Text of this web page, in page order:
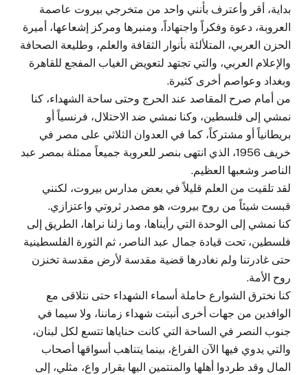
بداية، أقر وأعترف بأنني واحد من متخرجي بيروت عاصمة
العروبة، دعوة وفكراً واجتهاداً، ومنبرها ومركز إشعاعها، أميرة
الحزن العربي، المتلألئة بأنوار الثقافة والعلم، وطليعة الصحافة
والإعلام العربي، والتي تجتهد لتعويض الغياب المفجع للقاهرة
وبغداد وعواصم أخرى كثيرة.
من أمام صرح المقاصد عند الحرج وحتى ساحة الشهداء، كنا
نمشي إلى فلسطين، وكنا نمشي ضد الاحتلال، فرنسياً أو
بريطانياً أو مشتركاً، كما في العدوان الثلاثي على مصر في
خريف 1956، الذي انتهى بنصر للعروبة جميعاً ممثلة بمصر عبد
الناصر وشعبها العظيم.
لقد تلقيت من العلم قليلاً في بعض مدارس بيروت، لكنني
قبست شيئاً من روح بيروت، هو مصدر ثروتي واعتزازي.
كنا نمشي إلى الوحدة التي رأيناها، وما زلنا نراها، الطريق إلى
فلسطين، تحت قيادة جمال عبد الناصر، ثم الثورة الفلسطينية
حتى غادرتنا ولم نغادرها قضية مقدسة لأرض مقدسة تخنزن
روح الأمة.
كنا نخترق الشوارع حاملة أسماء الشهداء حتى نتلاقى مع
الوافدين من جهات أخرى أنبتت شهداء زماننا، ولا سيما في
جنوب النصر في الساحة التي كانت حناياها تتسع لكل لبنان،
والتي يدوي فيها الآن الفراغ، بينما يتناهب أسواقها أصحاب
المال وقد طردوا أهلها والمنتمين اليها بقرار واع، مثلي، إلى